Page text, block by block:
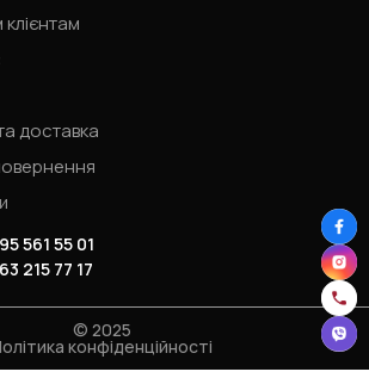
доставка
561 55 01
215 77 17
© 2025
конфіденційності